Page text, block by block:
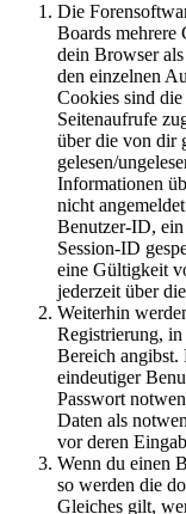
Die
Boards mehrere
dein Browser
den einzelnen
Cookies sind
Seitenaufrufe
über die von dir
gelesen/
Informationen
nicht
Benutzer-ID,
Session-ID
eine Gültigkeit
jederzeit über
Weiterhin
Registrierung,
Bereich angibst.
eindeutiger
Passwort
Daten als
vor deren
Wenn du einen
so werden die
Gleiches gilt,